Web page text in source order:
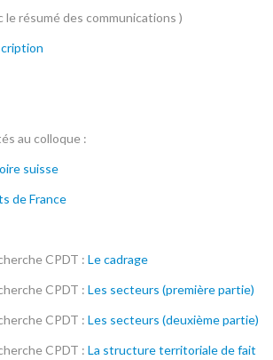
le résumé des communications )
au colloque :
suisse
de France
CPDT : Le cadrage
CPDT : Les secteurs (première partie)
CPDT : Les secteurs (deuxième partie)
CPDT : La structure territoriale de fait